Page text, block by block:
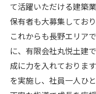
て活躍いただける建築
保有者も大募集しており
これからも長野エリア
に、有限会社丸悦土建
成に力を入れておりま
を実施し、社員一人ひ